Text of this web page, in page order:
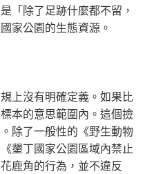
「除了足跡什麼都不留，
家公園的生態資源。
上沒有明確定義。如果比
本的意思範圍內。這個撿
除了一般性的《野生動物
墾丁國家公園區域內禁止
鹿角的行為，並不違反